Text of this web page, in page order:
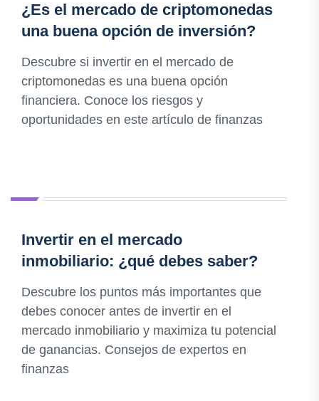
¿Es el mercado de criptomonedas
una buena opción de inversión?
Descubre si invertir en el mercado de
criptomonedas es una buena opción
financiera. Conoce los riesgos y
oportunidades en este artículo de finanzas
Invertir en el mercado
inmobiliario: ¿qué debes saber?
Descubre los puntos más importantes que
debes conocer antes de invertir en el
mercado inmobiliario y maximiza tu potencial
de ganancias. Consejos de expertos en
finanzas